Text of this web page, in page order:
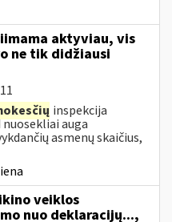
aktyviau, vis
ne tik didžiausi
inspekcija
auga
asmenų skaičius,
veiklos
nuo deklaracijų...,